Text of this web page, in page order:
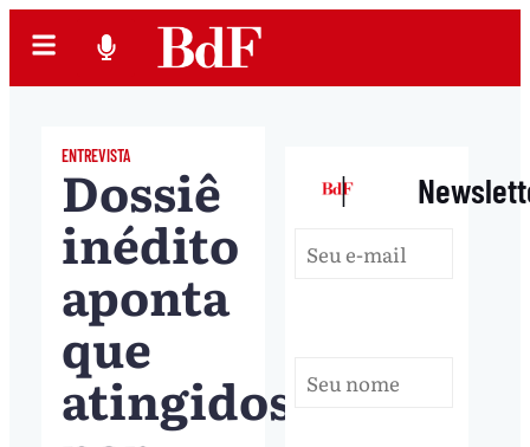
ENTREVISTA
Dossiê
inédito
aponta
que
atingidos
|